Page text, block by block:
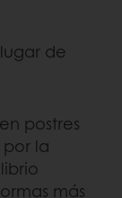
de
postres
la
más